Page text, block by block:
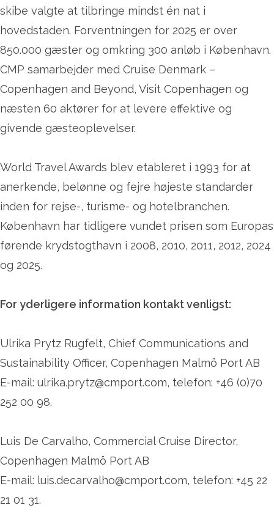
skibe valgte at tilbringe mindst én nat i
hovedstaden. Forventningen for 2025 er over
850.000 gæster og omkring 300 anløb i København.
CMP samarbejder med Cruise Denmark –
Copenhagen and Beyond, Visit Copenhagen og
næsten 60 aktører for at levere effektive og
givende gæsteoplevelser.
World Travel Awards blev etableret i 1993 for at
anerkende, belønne og fejre højeste standarder
inden for rejse-, turisme- og hotelbranchen.
København har tidligere vundet prisen som Europas
førende krydstogthavn i 2008, 2010, 2011, 2012, 2024
og 2025.
For yderligere information kontakt venligst:
Ulrika Prytz Rugfelt, Chief Communications and
Sustainability Officer, Copenhagen Malmö Port AB
E-mail: ulrika.prytz@cmport.com, telefon: +46 (0)70
252 00 98.
Luis De Carvalho, Commercial Cruise Director,
Copenhagen Malmö Port AB
E-mail: luis.decarvalho@cmport.com, telefon: +45 22
21 01 31.